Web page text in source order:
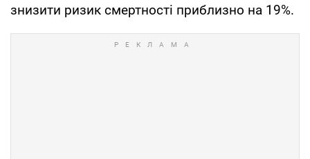
знизити ризик смертності приблизно на 19%.